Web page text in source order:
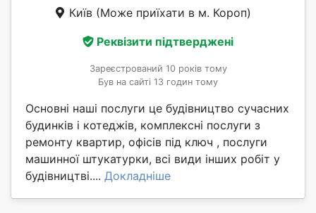
Київ (Може приїхати в м. Короп)
Реквізити підтверджені
Зареєстрований 10 років тому
Був на сайті 13 годин тому
Основні наші послуги це будівництво сучасних
будинків і котеджів, комплексні послуги з
ремонту квартир, офісів під ключ , послуги
машинної штукатурки, всі види інших робіт у
будівництві.... Докладніше